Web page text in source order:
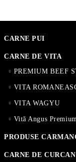
CARNE PUI
CARNE DE VITA
PREMIUM BEEF
VITA
VITA WAGYU
Vită Angus
PRODUSE
CARNE DE CURCAN